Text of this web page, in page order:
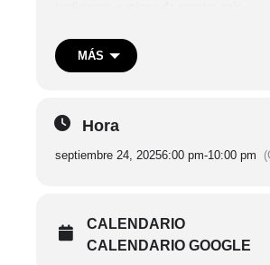
Vive con nosotros la riqueza y el
mexicano.
Fecha: Miércoles 24 de septiembre
Presentación del Ballet Folklórico de la
Amalia Hernandez 19:00
MÁS
Hora
septiembre 24, 20256:00 pm-10:00 pm
CALENDARIO
CALENDARIO GOOGLE